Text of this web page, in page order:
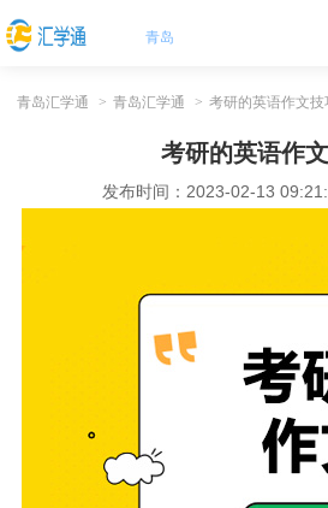
青岛
青岛汇学通 > 青岛汇学通 > 考研的英语作文技
考研的英语作
发布时间： 2023-02-13